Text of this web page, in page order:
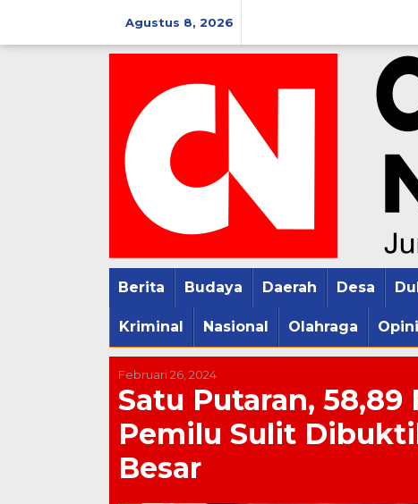
konten
Agustus 8, 2026
Berita Budaya Daerah Desa
Kriminal Nasional Olahraga Opini
Februari 26, 2024
Satu Putaran, 58,89
Pemilu Sulit
Besar